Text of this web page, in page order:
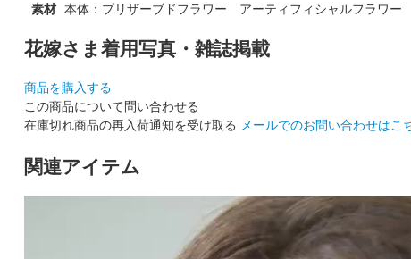
素材 本体：プリザーブドフラワー アーティフィシャルフラワ
花嫁さま着用写真・雑誌掲載
商品を購入する
この商品について問い合わせる
在庫切れ商品の再入荷通知を受け取る
メールでのお問い合わせはこ
関連アイテム